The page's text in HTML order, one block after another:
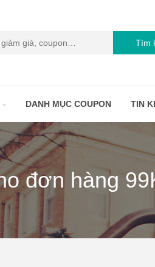
Tìm
DANH MỤC COUPON TIN
đơn hàng